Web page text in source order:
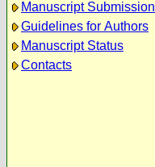
Manuscript Submission
Guidelines for Authors
Manuscript Status
Contacts